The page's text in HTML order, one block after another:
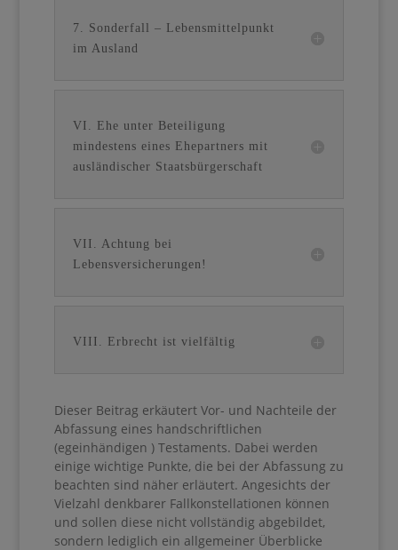
7. Sonderfall – Lebensmittelpunkt
im Ausland
VI. Ehe unter Beteiligung
mindestens eines Ehepartners mit
ausländischer Staatsbürgerschaft
VII. Achtung bei
Lebensversicherungen!
VIII. Erbrecht ist vielfältig
Dieser Beitrag erkäutert Vor- und Nachteile der
Abfassung eines handschriftlichen
(egeinhändigen ) Testaments. Dabei werden
einige wichtige Punkte, die bei der Abfassung zu
beachten sind näher erläutert. Angesichts der
Vielzahl denkbarer Fallkonstellationen können
und sollen diese nicht vollständig abgebildet,
sondern lediglich ein allgemeiner Überblicke